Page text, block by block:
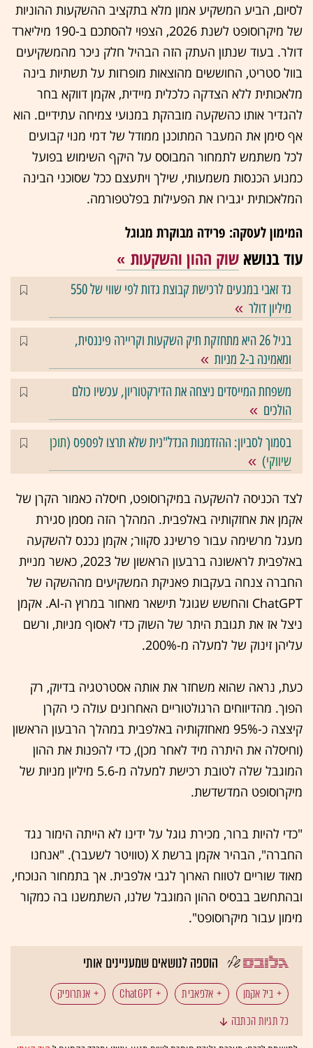
לסיום, הביע המשקיע אמון מלא בתקציב ההשקעות ההוניות
של מיקרוסופט לשנת 2026, הצפוי להסתכם ב-190 מיליארד
דולר. בעוד שנתון העתק הזה הבהיל חלק ניכר מהמשקיעים
בוול סטריט, החוששים מהוצאות מופרזות על תשתיות בינה
מלאכותית ללא הצדקה כלכלית מיידית, אקמן דווקא בחר
להגדיר אותו כהשקעה מובהקת במנועי צמיחה עתידיים. הוא
אף סימן את המעבר המתוכנן ממודל של דמי מנוי קבועים
לכל משתמש לתמחור המבוסס על היקף השימוש בפועל
כמנוע הכנסות משמעותי, שילך ויתעצם ככל שסוכני הבינה
המלאכותית יגבירו את הפעילות בפלטפורמה.
המימון לעסקה: פרידה מבוקרת מגוגל
עוד בנושא שוק ההון והשקעות
גד זאבי במגעים לרכישת קבוצת גדות לפי שווי של 550
מיליון דולר
בגיל 26 היא מתחזקת תיק השקעות וקריירה פיננסית,
ומאמינה ב-2 מניות
משפחת המייסדים ניצחה את הדירקטוריון, עכשיו כולם
הולכים
בסמוך לסביון: ההזדמנות הנדל"נית שלא תרצו לפספס (תוכן
שיווקי)
לצד הכניסה להשקעה במיקרוסופט, חיסלה כאמור הקרן של
אקמן את אחזקותיה באלפבית. המהלך הזה מסמן סגירת
מעגל מרשימה עבור פרשינג סקוור; אקמן נכנס להשקעה
באלפבית לראשונה ברבעון הראשון של 2023, כאשר מניית
החברה צנחה בעקבות פאניקת המשקיעים מההשקה של
ChatGPT והחשש שגוגל תישאר מאחור במרוץ ה-AI. אקמן
ניצל אז את תגובת היתר של השוק כדי לאסוף מניות, ורשם
עליהן זינוק של למעלה מ-200%.
כעת, נראה שהוא משחזר את אותה אסטרטגיה בדיוק, רק
הפוך. מהדיווחים הרגולטוריים האחרונים עולה כי הקרן
קיצצה כ-95% מאחזקותיה באלפבית במהלך הרבעון הראשון
(וחיסלה את היתרה מיד לאחר מכן), כדי להפנות את ההון
המוגבל שלה לטובת רכישת למעלה מ-5.6 מיליון מניות של
מיקרוסופט המדשדשת.
"כדי להיות ברור, מכירת גוגל על ידינו לא הייתה הימור נגד
החברה", הבהיר אקמן ברשת X (טוויטר לשעבר). "אנחנו
מאוד שוריים לטווח הארוך לגבי אלפבית. אך בתמחור הנוכחי,
ובהתחשב בבסיס ההון המוגבל שלנו, השתמשנו בה כמקור
מימון עבור מיקרוסופט".
הוספה לנושאים שמעניינים אותי
ביל אקמן אלפאבית ChatGPT אנתרופיק
בינה מלאכותית
כל תגיות הכתבה